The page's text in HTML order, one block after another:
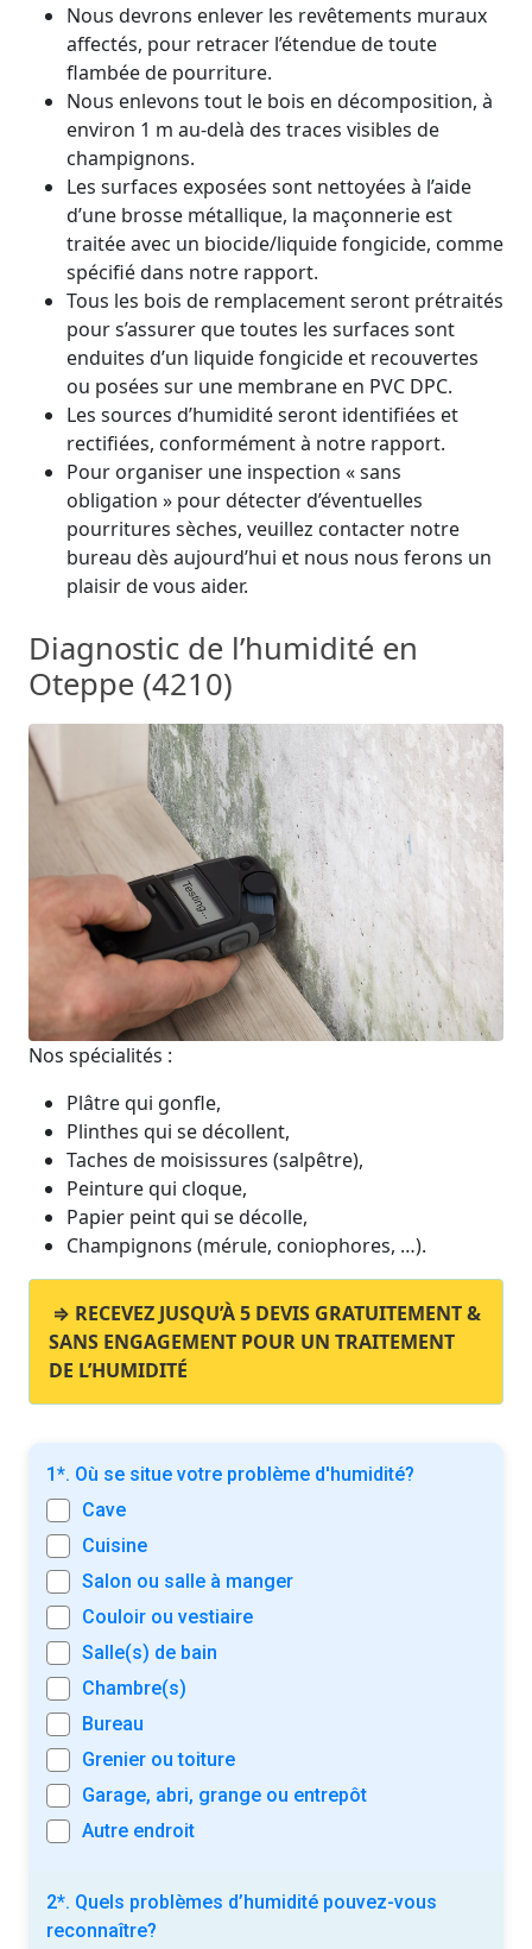
Nous devrons enlever les revêtements muraux
affectés, pour retracer l’étendue de toute
flambée de pourriture.
Nous enlevons tout le bois en décomposition, à
environ 1 m au-delà des traces visibles de
champignons.
Les surfaces exposées sont nettoyées à l’aide
d’une brosse métallique, la maçonnerie est
traitée avec un biocide/liquide fongicide, comme
spécifié dans notre rapport.
Tous les bois de remplacement seront prétraités
pour s’assurer que toutes les surfaces sont
enduites d’un liquide fongicide et recouvertes
ou posées sur une membrane en PVC DPC.
Les sources d’humidité seront identifiées et
rectifiées, conformément à notre rapport.
Pour organiser une inspection « sans
obligation » pour détecter d’éventuelles
pourritures sèches, veuillez contacter notre
bureau dès aujourd’hui et nous nous ferons un
plaisir de vous aider.
Diagnostic de l’humidité en
Oteppe (4210)
Nos spécialités :
Plâtre qui gonfle,
Plinthes qui se décollent,
Taches de moisissures (salpêtre),
Peinture qui cloque,
Papier peint qui se décolle,
Champignons (mérule, coniophores, …).
⇒ RECEVEZ JUSQU’À 5 DEVIS GRATUITEMENT &
SANS ENGAGEMENT POUR UN TRAITEMENT
DE L’HUMIDITÉ
1*. Où se situe votre problème d'humidité?
Cave
Cuisine
Salon ou salle à manger
Couloir ou vestiaire
Salle(s) de bain
Chambre(s)
Bureau
Grenier ou toiture
Garage, abri, grange ou entrepôt
Autre endroit
2*. Quels problèmes d’humidité pouvez-vous
reconnaître?